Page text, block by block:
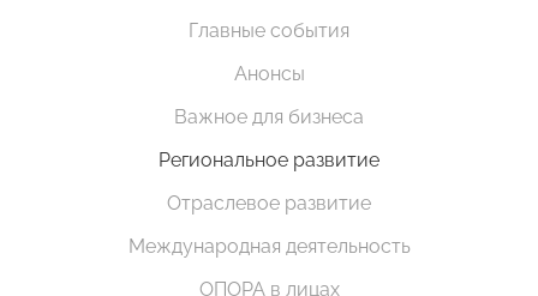
Главные события
Анонсы
Важное для бизнеса
Региональное развитие
Отраслевое развитие
Международная деятельность
ОПОРА в лицах